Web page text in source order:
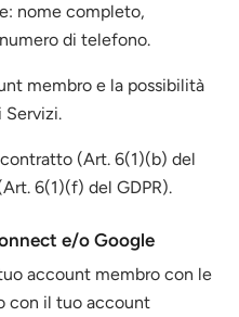
nome completo,
di telefono.
membro e la possibilità
Servizi.
(Art. 6(1)(b) del
6(1)(f) del GDPR).
e/o Google
account membro con le
con il tuo account